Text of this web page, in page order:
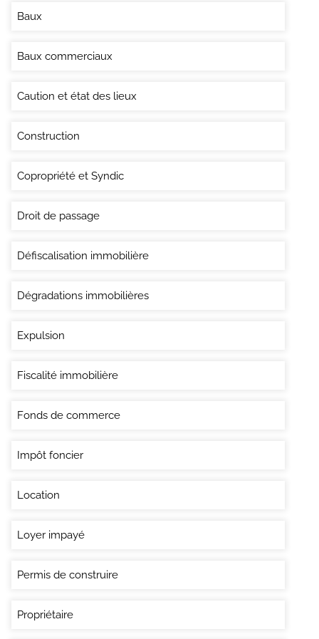
Baux
Baux commerciaux
Caution et état des lieux
Construction
Copropriété et Syndic
Droit de passage
Défiscalisation immobilière
Dégradations immobilières
Expulsion
Fiscalité immobilière
Fonds de commerce
Impôt foncier
Location
Loyer impayé
Permis de construire
Propriétaire